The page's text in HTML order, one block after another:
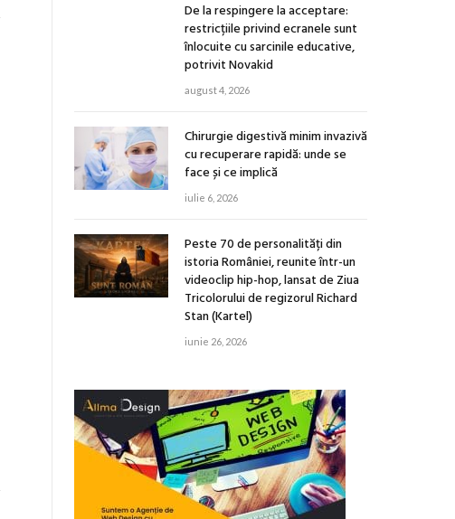
De la respingere la acceptare:
restricțiile privind ecranele sunt
înlocuite cu sarcinile educative,
potrivit Novakid
august 4, 2026
Chirurgie digestivă minim invazivă
cu recuperare rapidă: unde se
face și ce implică
iulie 6, 2026
Peste 70 de personalități din
istoria României, reunite într-un
videoclip hip-hop, lansat de Ziua
Tricolorului de regizorul Richard
Stan (Kartel)
iunie 26, 2026